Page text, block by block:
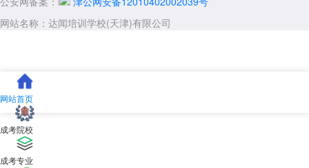
国家教育考试的考生，在停考期间不具备报名资格。
五、报名流程与审核要点
旬开放，考生登录天津市教育招生考试院官方平台后，须如实填写个人信
息、选择报考层次和专业志愿，并上传身份证、毕业证、居住证(非津户
籍)或社保证明等材料的电子照片。系统将自动与公安户籍数据库、学信
网学历数据库进行在线比对。比对通过的考生无需现场确认;比对未通过
的考生(如学历信息核验失败、居住证信息不匹配等)，须携带原件到指定
区招办进行人工审核。未在规定时间内完成审核的考生，报名无效。
网站名称：达闻培训学校(天津)有限公司
网站首页
成考院校
成考专业